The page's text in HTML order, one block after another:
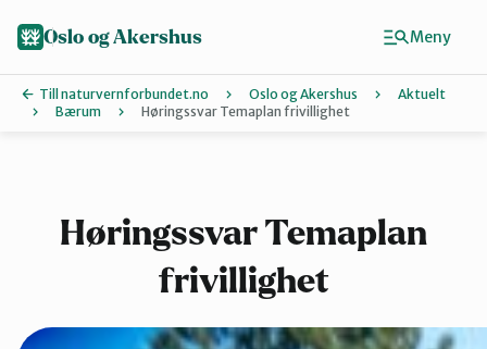
Oslo og Akershus
Till naturvernforbundet.no Oslo og Akershus
Aktuelt
Bærum
Høringssvar Temaplan frivillighet
Høringssvar Temaplan
frivillighet